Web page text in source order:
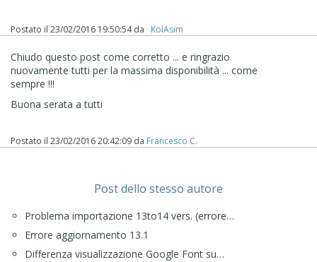
Postato il 23/02/2016 19:50:54da ‪ KolAsim ‪ ‪
Chiudo questo post come corretto ... e ringrazio
nuovamente tutti per la massima disponibilità ... come
sempre !!!
Buona serata a tutti
Postato il 23/02/2016 20:42:09 da Francesco C.
Post dello stesso autore
Problema importazione 13to14 vers. (errore…
Errore aggiornamento 13.1
Differenza visualizzazione Google Font su…